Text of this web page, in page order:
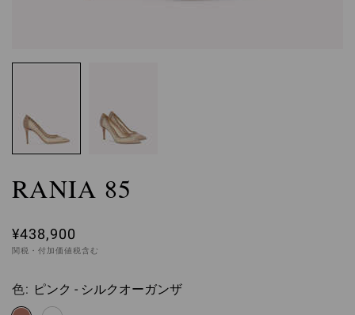
RANIA 85
¥438,900
関税・付加価値税含む
色: 選択してください
ピンク - シルクオーガンザ